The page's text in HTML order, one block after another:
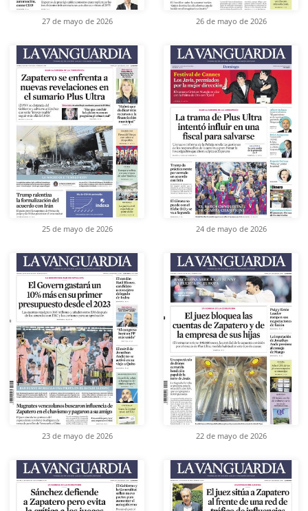
27 de mayo de 2026 26 de mayo de 2026
25 de mayo de 2026 24 de mayo de 2026
23 de mayo de 2026 22 de mayo de 2026